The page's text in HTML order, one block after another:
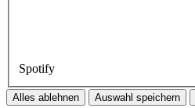
Spotify
Alles ablehnen Auswahl speichern